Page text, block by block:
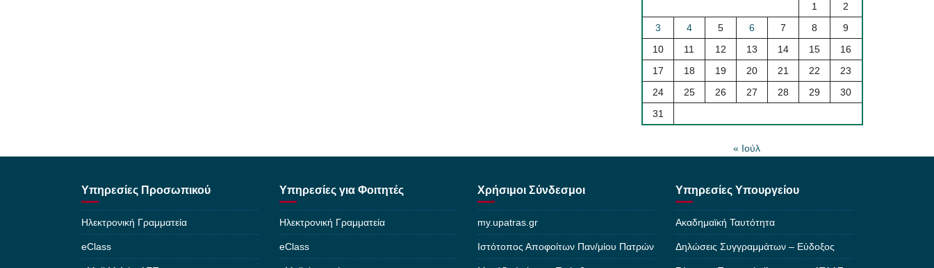
1
2
3
4 5 6 7 8
9
10
11 12 13 14 15
16
17
18 19 20 21 22
23
24
25 26 27 28 29
30
31
« Ιούλ
Υπηρεσίες Προσωπικού
Ηλεκτρονική Γραμματεία
eClass
Υπηρεσίες για Φοιτητές
Ηλεκτρονική Γραμματεία
eClass
Χρήσιμοι Σύνδεσμοι
my.upatras.gr
Ιστότοπος Αποφοίτων Παν/μίου Πατρών
Υπηρεσίες Υπουργείου
Ακαδημαϊκή Ταυτότητα
Δηλώσεις Συγγραμμάτων – Εύδοξος